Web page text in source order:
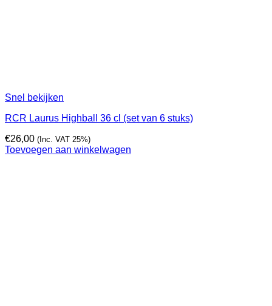
Snel bekijken
RCR Laurus Highball 36 cl (set van 6 stuks)
€26,00 (Inc. VAT 25%)
Toevoegen aan winkelwagen